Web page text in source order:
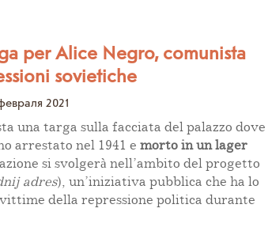
per Alice Negro, comunista
sovietiche
2021
una targa sulla facciata del palazzo dove
arrestato nel 1941 e morto in un lager
si svolgerà nell’ambito del progetto
adres), un’iniziativa pubblica che ha lo
della repressione politica durante